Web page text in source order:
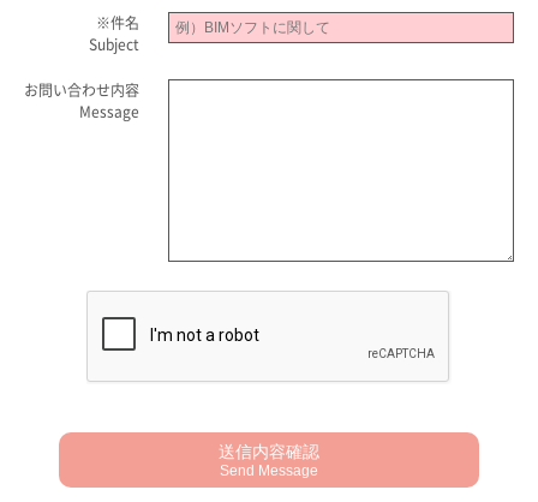
※件名
Subject
お問い合わせ内容
Message
送信内容確認
Send Message